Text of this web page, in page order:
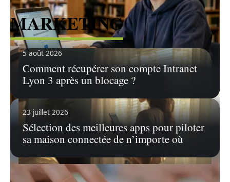
23 juillet 2026
Sélection des meilleures apps pour piloter
sa maison connectée de n’importe où
5 août 2026
Comment récupérer son compte Intranet
Lyon 3 après un blocage ?
MARKETING
24 juillet 2026